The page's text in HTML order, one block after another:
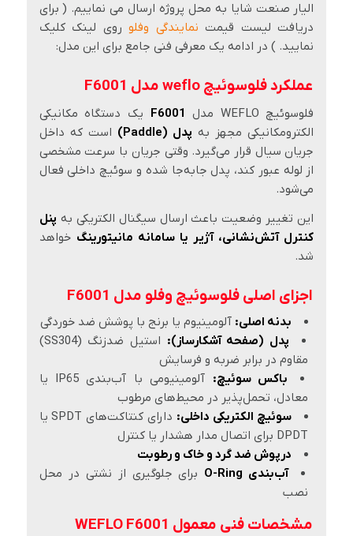
الیار صنعت شایا به محل پروژه ارسال می نماییم. ( برای
دریافت لیست قیمت نمایندگی وفلوروی لینک کلیک
نمایید. ) در ادامه یک معرفی فنی جامع برای این مدل:
عملکرد فلوسوئیچ weflo مدل F6001
فلوسوئیچ WEFLO مدل F6001 یک دستگاه مکانیکی
الکترومکانیکی مجهز به پدل (Paddle)
است که داخل
جریان سیال قرار می‌گیرد. وقتی جریان با سرعت مشخصی
از لوله عبور کند، پدل جابه‌جا شده و سوئیچ داخلی فعال
می‌شود.
این تغییر وضعیت باعث ارسال سیگنال الکتریکی به پنل
کنترل آتش‌نشانی، آژیر یا سامانه مانیتورینگ خواهد
شد.
اجزای اصلی فلوسوئیچ وفلو مدل F6001
بدنه اصلی: آلومینیوم یا برنج با پوشش ضد خوردگی
پدل (صفحه آشکارساز):
استیل ضدزنگ (SS304)
مقاوم در برابر ضربه و فرسایش
باکس سوئیچ:
آلومینیومی با آب‌بندی IP65 یا
معادل، تحمل‌پذیر در محیط‌های مرطوب
سوئیچ الکتریکی داخلی:
دارای کنتاکت‌های SPDT یا
DPDT برای اتصال مدار هشدار یا کنترل
درپوش ضد گرد و خاک و رطوبت
آب‌بندی O-Ring
برای جلوگیری از نشتی در محل
نصب
مشخصات فنی معمول WEFLO F6001